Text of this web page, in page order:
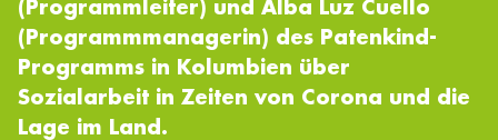
(Programmleiter) und Alba Luz Cuello
(Programmmanagerin) des Patenkind-
Programms in Kolumbien über
Sozialarbeit in Zeiten von Corona und die
Lage im Land.